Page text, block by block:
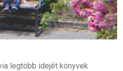
legtöbb idejét könyvek